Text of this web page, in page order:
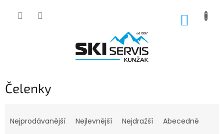
Čelenky
Nejprodávanější Nejlevnější Nejdražší Abecedně